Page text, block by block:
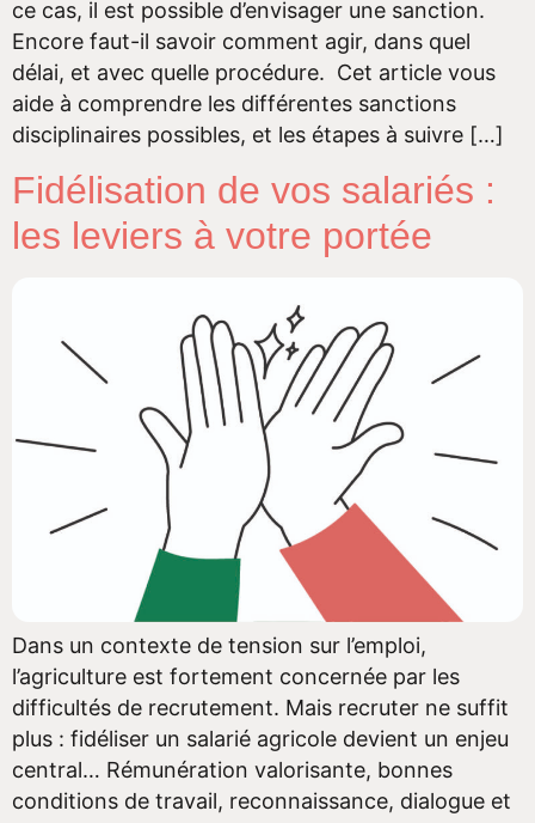
ce cas, il est possible d’envisager une sanction.
Encore faut-il savoir comment agir, dans quel
délai, et avec quelle procédure. Cet article vous
aide à comprendre les différentes sanctions
disciplinaires possibles, et les étapes à suivre […]
Fidélisation de vos salariés :
les leviers à votre portée
Dans un contexte de tension sur l’emploi,
l’agriculture est fortement concernée par les
difficultés de recrutement. Mais recruter ne suffit
plus : fidéliser un salarié agricole devient un enjeu
central… Rémunération valorisante, bonnes
conditions de travail, reconnaissance, dialogue et